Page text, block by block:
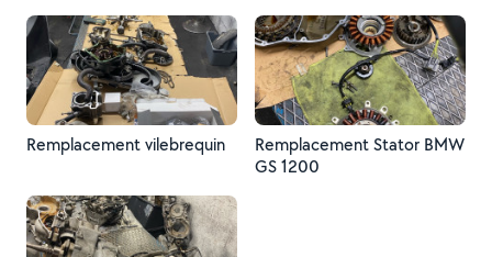
Remplacement vilebrequin
Remplacement Stator BMW
GS 1200